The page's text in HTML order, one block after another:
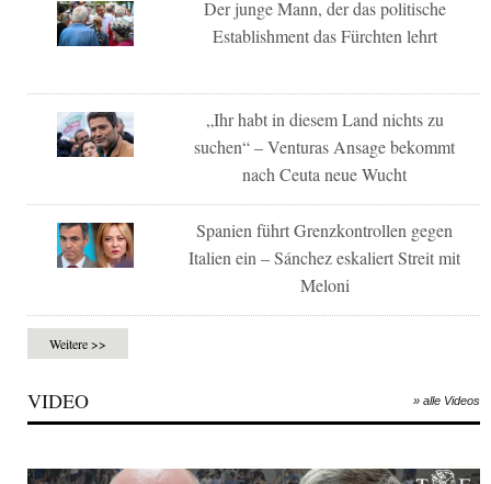
Der junge Mann, der das politische
Establishment das Fürchten lehrt
„Ihr habt in diesem Land nichts zu
suchen“ – Venturas Ansage bekommt
nach Ceuta neue Wucht
Spanien führt Grenzkontrollen gegen
Italien ein – Sánchez eskaliert Streit mit
Meloni
Weitere >>
VIDEO » alle Videos